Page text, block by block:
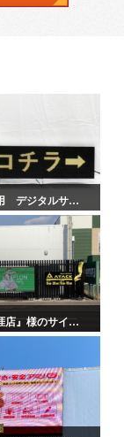
デジタルサイ
店』様のサイン
た！